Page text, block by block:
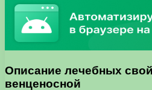
Описание лечебных
венценосной